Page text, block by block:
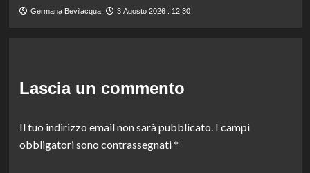
Germana Bevilacqua 3 Agosto 2026 : 12:30
Lascia un commento
Il tuo indirizzo email non sarà pubblicato. I campi
obbligatori sono contrassegnati*